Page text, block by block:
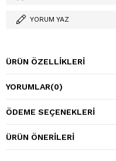
YORUM YAZ
ÜRÜN ÖZELLIKLERI
YORUMLAR(0)
ÖDEME SEÇENEKLERI
ÜRÜN ÖNERILERI